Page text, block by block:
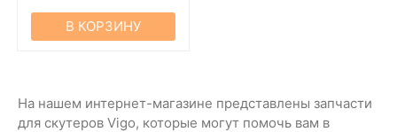
В КОРЗИНУ
На нашем интернет-магазине представлены запчасти
для скутеров Vigo, которые могут помочь вам в